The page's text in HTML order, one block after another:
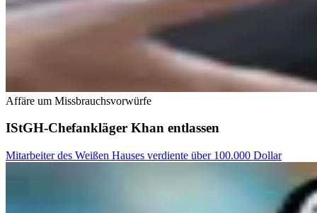
Affäre um Missbrauchsvorwürfe
IStGH-Chefankläger Khan entlassen
Mitarbeiter des Weißen Hauses verdiente über 100.000 Dollar